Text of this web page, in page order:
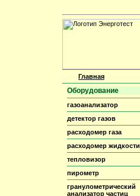
Главная
Оборудование
газоанализатор
детектор газов
расходомер газа
расходомер жидкости
тепловизор
пирометр
гранулометрический
анализатор частиц